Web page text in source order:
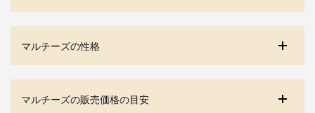
マルチーズの性格
マルチーズの販売価格の目安